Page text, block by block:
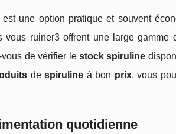
une option pratique et souvent
ruiner3 offrent une large gamme
de vérifier le stock spiruline
despiruline à bon prix, vous
quotidienne